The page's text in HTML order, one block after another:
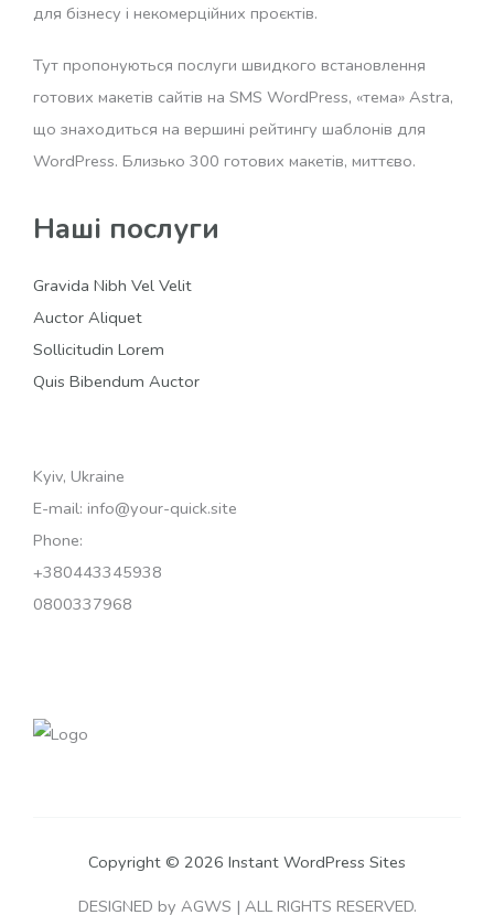
для бізнесу і некомерційних проєктів.
Тут пропонуються послуги швидкого встановлення
готових макетів сайтів на SMS WordPress, «тема» Astra,
що знаходиться на вершині рейтингу шаблонів для
WordPress. Близько 300 готових макетів, миттєво.
Наші послуги
Gravida Nibh Vel Velit
Auctor Aliquet
Sollicitudin Lorem
Quis Bibendum Auctor
Kyiv, Ukraine
E-mail: info@your-quick.site
Phone:
+380443345938
0800337968
Copyright © 2026 Instant WordPress Sites
DESIGNED by AGWS | ALL RIGHTS RESERVED.